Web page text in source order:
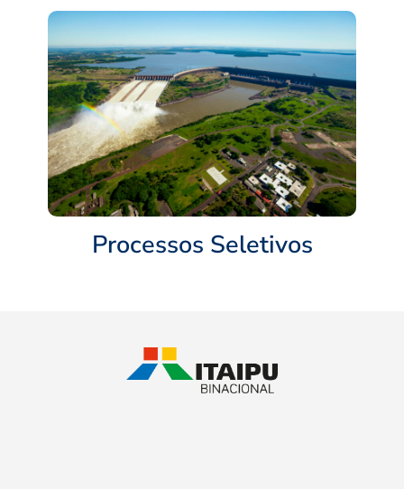
Processos Seletivos